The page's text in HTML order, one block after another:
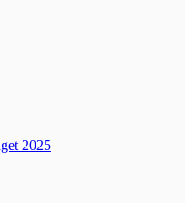
2025